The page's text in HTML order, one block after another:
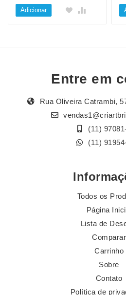
Adicionar
Entre em
Rua Oliveira Catrambi,
(11)
(11)
Todos os
Página
Lista de
Comparar
Carrinho
Sobre
Contato
Política de